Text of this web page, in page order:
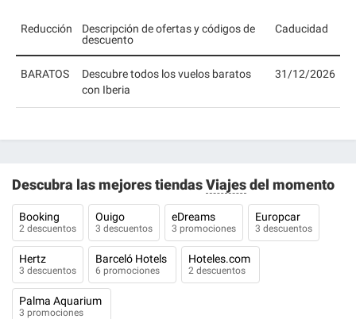
Reducción
Descripción de ofertas y códigos de
descuento
Caducidad
BARATOS
Descubre todos los vuelos baratos
con Iberia
31/12/2026
Descubra las mejores tiendasViajesdel momento
Booking
2 descuentos
Ouigo
3 descuentos
eDreams
3 promociones
Europcar
3 descuentos
Hertz
3 descuentos
Barceló Hotels
6 promociones
Hoteles.com
2 descuentos
Palma Aquarium
3 promociones